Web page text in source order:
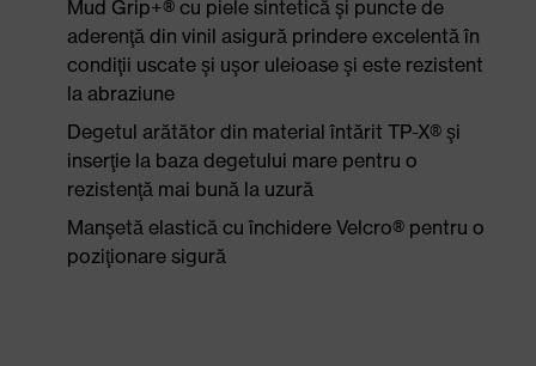
Mud Grip+® cu piele sintetică şi puncte de
aderenţă din vinil asigură prindere excelentă în
condiţii uscate şi uşor uleioase şi este rezistent
la abraziune
Degetul arătător din material întărit TP-X® şi
inserţie la baza degetului mare pentru o
rezistenţă mai bună la uzură
Manşetă elastică cu închidere Velcro® pentru o
poziţionare sigură